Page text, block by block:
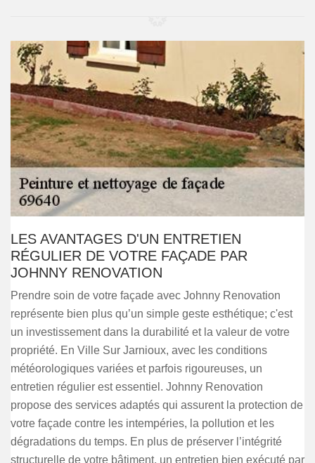
LES AVANTAGES D'UN ENTRETIEN
RÉGULIER DE VOTRE FAÇADE PAR
JOHNNY RENOVATION
Prendre soin de votre façade avec Johnny Renovation
représente bien plus qu’un simple geste esthétique; c'est
un investissement dans la durabilité et la valeur de votre
propriété. En Ville Sur Jarnioux, avec les conditions
météorologiques variées et parfois rigoureuses, un
entretien régulier est essentiel. Johnny Renovation
propose des services adaptés qui assurent la protection de
votre façade contre les intempéries, la pollution et les
dégradations du temps. En plus de préserver l’intégrité
structurelle de votre bâtiment, un entretien bien exécuté par